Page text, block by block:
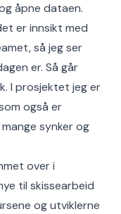
åpne dataen.
er innsikt med
så jeg ser
er. Så går
I prosjektet jeg er
også er
synker og
over i
til skissearbeid
og utviklerne